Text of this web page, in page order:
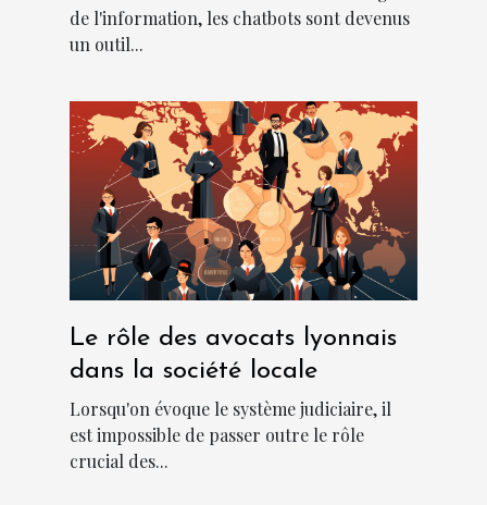
de l'information, les chatbots sont devenus
un outil...
Le rôle des avocats lyonnais
dans la société locale
Lorsqu'on évoque le système judiciaire, il
est impossible de passer outre le rôle
crucial des...